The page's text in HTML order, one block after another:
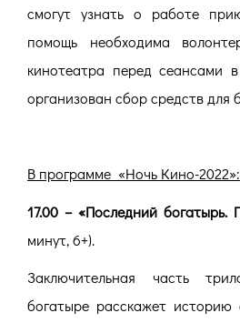
смогут узнать о работе
помощь необходима
кинотеатра перед сеансами
организован сбор средств для
В программе «Ночь Кино-2022»:
17.00 – «Последний богатырь.
минут, 6+).
Заключительная часть
богатыре расскажет